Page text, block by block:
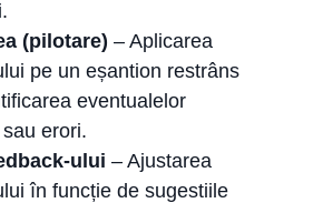
(pilotare) – Aplicarea
pe un eșantion restrâns
eventualelor
erori.
ului – Ajustarea
în funcție de sugestiile